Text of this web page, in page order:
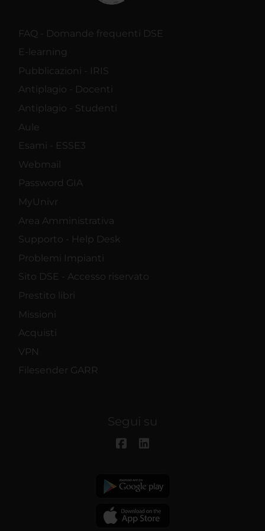
FAQ - Domande frequenti DSE
E-learning
Pubblicazioni - IRIS
Antiplagio - Docenti
Antiplagio - Studenti
Aule
Esami - ESSE3
Webmail
Password GIA
MyUnivr
Area Amministrativa
Supporto - Help Desk
Problemi Impianti
Sito DSE - Accesso riservato
Prestito libri
Missioni
Acquisti
VPN
Filesender GARR
Segui su